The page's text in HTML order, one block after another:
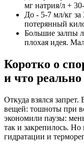
мг натрия/л +
До - 5-7 мл/кг
потерянный
Большие залпы
плохая идея.
Коротко о
и что
Откуда взялся
вещей: тошноты при
экономили паузы:
так и закрепилось.
гидратации и